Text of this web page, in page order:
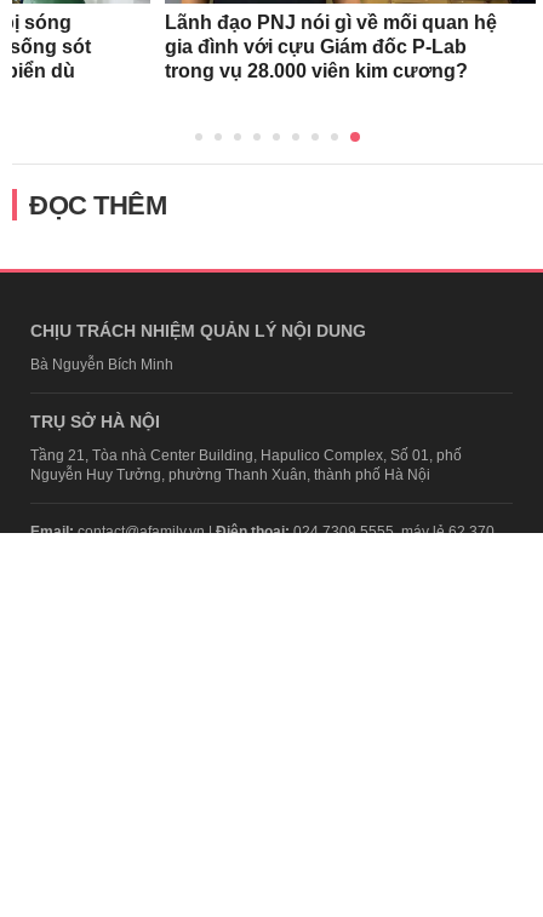
sóng
sống sót
biển dù
Lãnh đạo PNJ nói gì về mối quan hệ
gia đình với cựu Giám đốc P-Lab
trong vụ 28.000 viên kim cương?
ĐỌC THÊM
CHỊU TRÁCH NHIỆM QUẢN LÝ NỘI DUNG
Bà Nguyễn Bích Minh
TRỤ SỞ HÀ NỘI
Tầng 21, Tòa nhà Center Building, Hapulico Complex, Số 01, phố
Nguyễn Huy Tưởng, phường Thanh Xuân, thành phố Hà Nội
Email:contact@afamily.vn |Điện thoại:024 7309 5555, máy lẻ 62.370